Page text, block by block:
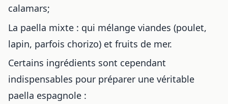
calamars;
La paella mixte : qui mélange viandes (poulet,
lapin, parfois chorizo) et fruits de mer.
Certains ingrédients sont cependant
indispensables pour préparer une véritable
paella espagnole :